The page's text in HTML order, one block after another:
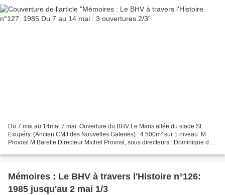
Du 7 mai au 14mai 7 mai: Ouverture du BHV Le Mans allée du stade St
Exupéry. (Ancien CMJ des Nouvelles Galeries) : 4 500m² sur 1 niveau. M
Provost M Barette Directeur Michel Provost, sous directeurs : Dominique de
Mémoires : Le BHV à travers l'Histoire n°126:
1985 jusqu'au 2 mai 1/3